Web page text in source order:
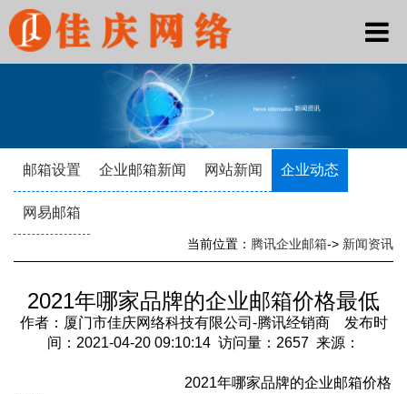
邮箱设置 企业邮箱新闻 网站新闻 企业动态
网易邮箱
当前位置： 腾讯企业邮箱-> 新闻资讯
2021年哪家品牌的企业邮箱价格最低
作者：厦门市佳庆网络科技有限公司-腾讯经销商 发布时
间：2021-04-20 09:10:14 访问量：2657 来源：
2021年哪家品牌的企业邮箱价格